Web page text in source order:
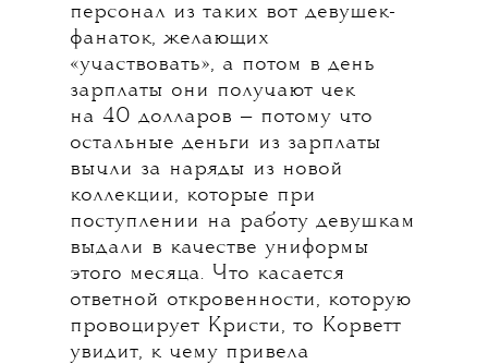
персонал из таких вот девушек-
фанаток, желающих
«участвовать», а потом в день
зарплаты они получают чек
на 40 долларов — потому что
остальные деньги из зарплаты
вычли за наряды из новой
коллекции, которые при
поступлении на работу девушкам
выдали в качестве униформы
этого месяца. Что касается
ответной откровенности, которую
провоцирует Кристи, то Корветт
увидит, к чему привела